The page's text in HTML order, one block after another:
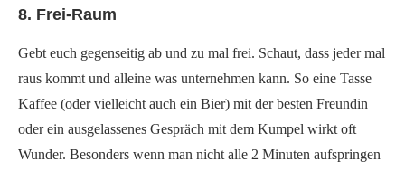
8. Frei-Raum
Gebt euch gegenseitig ab und zu mal frei. Schaut, dass jeder mal
raus kommt und alleine was unternehmen kann. So eine Tasse
Kaffee (oder vielleicht auch ein Bier) mit der besten Freundin
oder ein ausgelassenes Gespräch mit dem Kumpel wirkt oft
Wunder. Besonders wenn man nicht alle 2 Minuten aufspringen